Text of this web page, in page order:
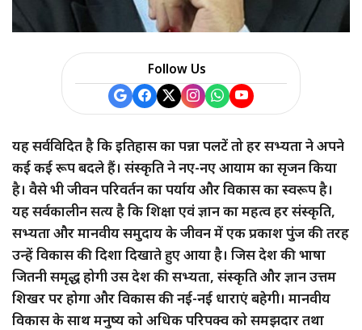
Follow Us
यह सर्वविदित है कि इतिहास का पन्ना पलटें तो हर सभ्यता ने अपने
कई कई रूप बदले हैं। संस्कृति ने नए-नए आयाम का सृजन किया
है। वैसे भी जीवन परिवर्तन का पर्याय और विकास का स्वरूप है।
यह सर्वकालीन सत्य है कि शिक्षा एवं ज्ञान का महत्व हर संस्कृति,
सभ्यता और मानवीय समुदाय के जीवन में एक प्रकाश पुंज की तरह
उन्हें विकास की दिशा दिखाते हुए आया है। जिस देश की भाषा
जितनी समृद्ध होगी उस देश की सभ्यता, संस्कृति और ज्ञान उत्तम
शिखर पर होगा और विकास की नई-नई धाराएं बहेगी। मानवीय
विकास के साथ मनुष्य को अधिक परिपक्व को समझदार तथा